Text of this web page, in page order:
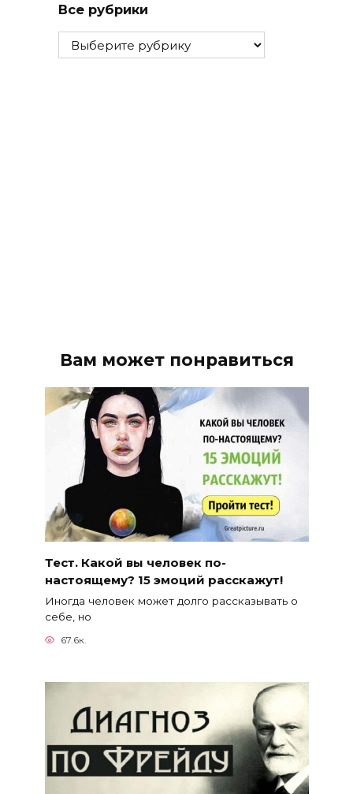
Все рубрики
Все
рубрики
Вам может понравиться
Тест. Какой вы человек по-
настоящему? 15 эмоций расскажут!
Иногда человек может долго рассказывать о
себе, но
67.6к.